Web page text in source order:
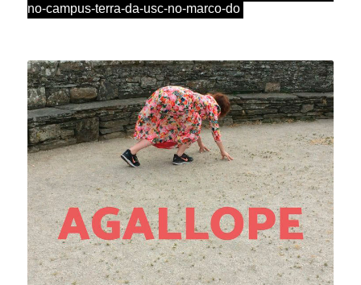
no-campus-terra-da-usc-no-marco-do